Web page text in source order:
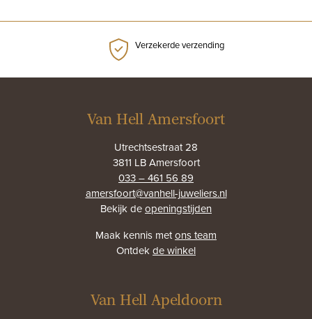
Verzekerde verzending
Van Hell Amersfoort
Utrechtsestraat 28
3811 LB Amersfoort
033 – 461 56 89
amersfoort@vanhell-juweliers.nl
Bekijk deopeningstijden
Maak kennis metons team
Ontdekde winkel
Van Hell Apeldoorn